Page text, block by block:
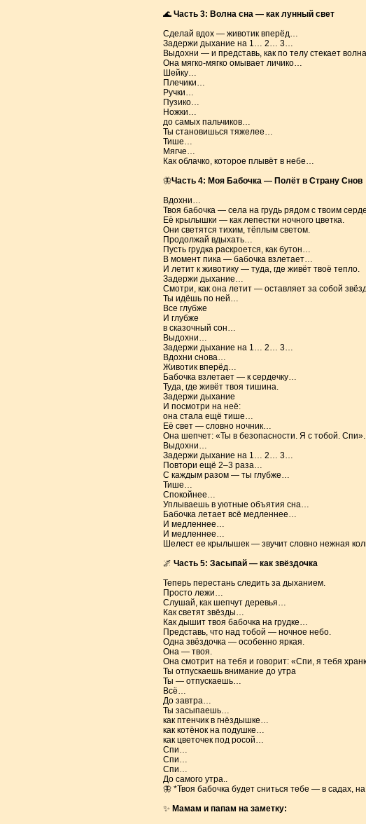
🌊 Часть 3: Волна сна — как лунный свет
Сделай вдох — животик вперёд…
Задержи дыхание на 1… 2… 3…
Выдохни — и представь, как по телу стекает
Она мягко-мягко омывает личико…
Шейку…
Плечики…
Ручки…
Пузико…
Ножки…
до самых пальчиков…
Ты становишься тяжелее…
Тише…
Мягче…
Как облачко, которое плывёт в небе…
🦋Часть 4: Моя Бабочка — Полёт в Страну Снов
Вдохни…
Твоя бабочка — села на грудь рядом с твоим
Её крылышки — как лепестки ночного цветка.
Они светятся тихим, тёплым светом.
Продолжай вдыхать…
Пусть грудка раскроется, как бутон…
В момент пика — бабочка взлетает…
И летит к животику — туда, где живёт твоё тепло.
Задержи дыхание…
Смотри, как она летит — оставляет за собой
Ты идёшь по ней…
Все глубже
И глубже
в сказочный сон…
Выдохни…
Задержи дыхание на 1… 2… 3…
Вдохни снова…
Животик вперёд…
Бабочка взлетает — к сердечку…
Туда, где живёт твоя тишина.
Задержи дыхание
И посмотри на неё:
она стала ещё тише…
Её свет — словно ночник…
Она шепчет: «Ты в безопасности. Я с тобой. Спи».
Выдохни…
Задержи дыхание на 1… 2… 3…
Повтори ещё 2–3 раза…
С каждым разом — ты глубже…
Тише…
Спокойнее…
Уплываешь в уютные объятия сна…
Бабочка летает всё медленнее…
И медленнее…
И медленнее…
Шелест ее крылышек — звучит словно нежная
🌌 Часть 5: Засыпай — как звёздочка
Теперь перестань следить за дыханием.
Просто лежи…
Слушай, как шепчут деревья…
Как светят звёзды…
Как дышит твоя бабочка на грудке…
Представь, что над тобой — ночное небо.
Одна звёздочка — особенно яркая.
Она — твоя.
Она смотрит на тебя и говорит: «Спи, я тебя
Ты отпускаешь внимание до утра
Ты — отпускаешь…
Всё…
До завтра…
Ты засыпаешь…
как птенчик в гнёздышке…
как котёнок на подушке…
как цветочек под росой…
Спи…
Спи…
Спи…
До самого утра..
🦋 *Твоя бабочка будет сниться тебе — в садах, на
✨ Мамам и папам на заметку: